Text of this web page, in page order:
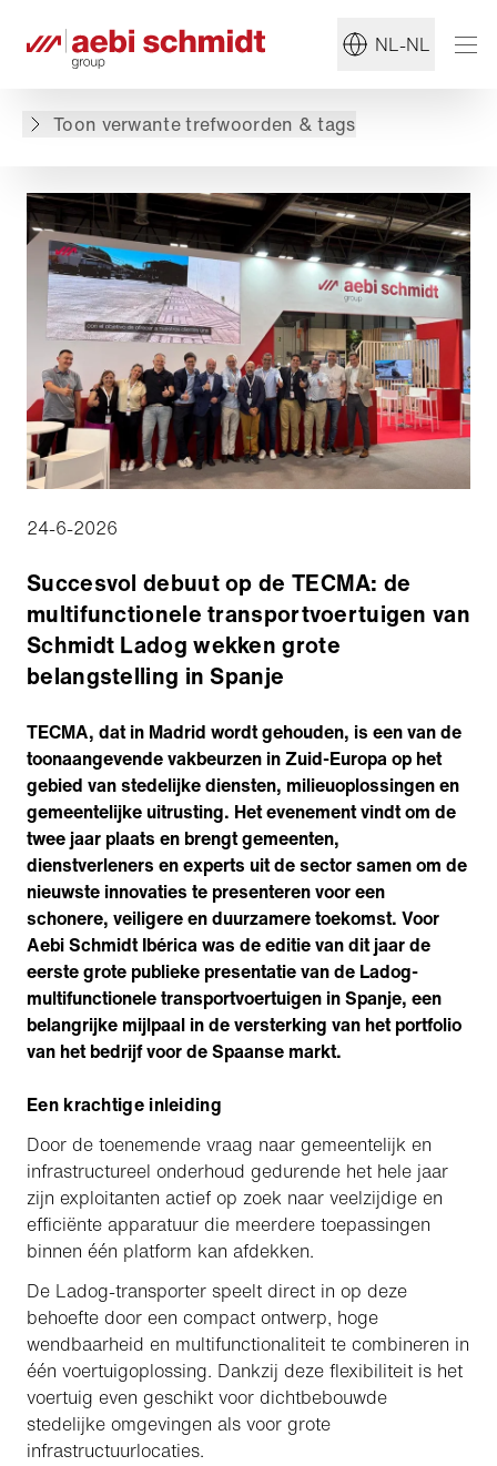
NL-NL
Toon verwante trefwoorden & tags
#Multifunctionele transporter
24-6-2026
Succesvol debuut op de TECMA: de
multifunctionele transportvoertuigen van
Schmidt Ladog wekken grote
belangstelling in Spanje
TECMA, dat in Madrid wordt gehouden, is een van de
toonaangevende vakbeurzen in Zuid-Europa op het
gebied van stedelijke diensten, milieuoplossingen en
gemeentelijke uitrusting. Het evenement vindt om de
twee jaar plaats en brengt gemeenten,
dienstverleners en experts uit de sector samen om de
nieuwste innovaties te presenteren voor een
schonere, veiligere en duurzamere toekomst. Voor
Aebi Schmidt Ibérica was de editie van dit jaar de
eerste grote publieke presentatie van de Ladog-
multifunctionele transportvoertuigen in Spanje, een
belangrijke mijlpaal in de versterking van het portfolio
van het bedrijf voor de Spaanse markt.
Een krachtige inleiding
Door de toenemende vraag naar gemeentelijk en
infrastructureel onderhoud gedurende het hele jaar
zijn exploitanten actief op zoek naar veelzijdige en
efficiënte apparatuur die meerdere toepassingen
binnen één platform kan afdekken.
De Ladog-transporter speelt direct in op deze
behoefte door een compact ontwerp, hoge
wendbaarheid en multifunctionaliteit te combineren in
één voertuigoplossing. Dankzij deze flexibiliteit is het
voertuig even geschikt voor dichtbebouwde
stedelijke omgevingen als voor grote
infrastructuurlocaties.